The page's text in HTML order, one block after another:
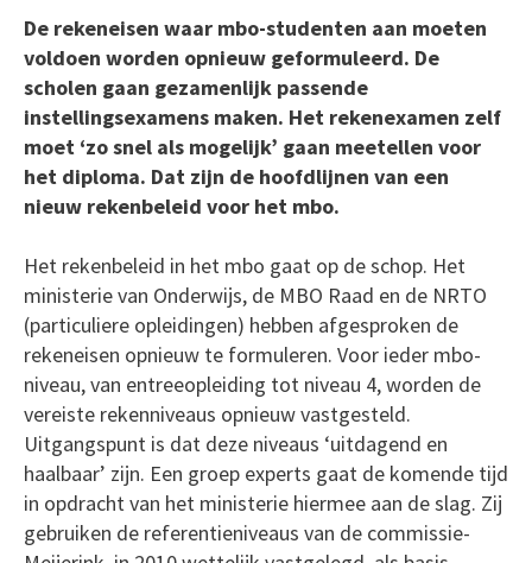
De rekeneisen waar mbo-studenten aan moeten
voldoen worden opnieuw geformuleerd. De
scholen gaan gezamenlijk passende
instellingsexamens maken. Het rekenexamen zelf
moet ‘zo snel als mogelijk’ gaan meetellen voor
het diploma. Dat zijn de hoofdlijnen van een
nieuw rekenbeleid voor het mbo.
Het rekenbeleid in het mbo gaat op de schop. Het
ministerie van Onderwijs, de MBO Raad en de NRTO
(particuliere opleidingen) hebben afgesproken de
rekeneisen opnieuw te formuleren. Voor ieder mbo-
niveau, van entreeopleiding tot niveau 4, worden de
vereiste rekenniveaus opnieuw vastgesteld.
Uitgangspunt is dat deze niveaus ‘uitdagend en
haalbaar’ zijn. Een groep experts gaat de komende tijd
in opdracht van het ministerie hiermee aan de slag. Zij
gebruiken de referentieniveaus van de commissie-